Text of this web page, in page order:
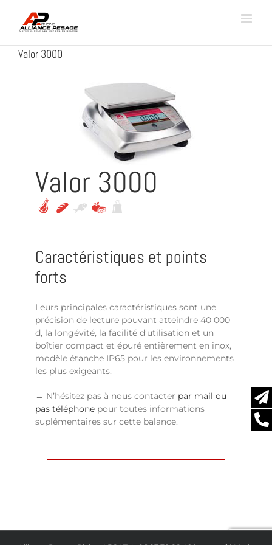
contenu
Valor 3000
Valor 3000
Caractéristiques et points
forts
Leurs principales caractéristiques sont une
précision de lecture pouvant atteindre 40 000
d, la longévité, la facilité d’utilisation et un
boîtier compact et épuré entièrement en inox,
modèle étanche IP65 pour les environnements
les plus exigeants.
→ N’hésitez pas à nous contacter par mail ou
pas téléphone pour toutes informations
suplémentaires sur cette balance.